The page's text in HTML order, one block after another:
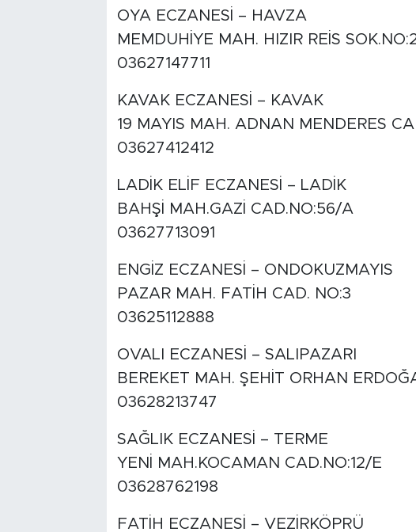
OYA ECZANESİ – HAVZA
MEMDUHİYE MAH. HIZIR REİS
03627147711
KAVAK ECZANESİ – KAVAK
19 MAYIS MAH. ADNAN MENDERES
03627412412
LADİK ELİF ECZANESİ – LADİK
BAHŞİ MAH.GAZİ CAD.NO:56/A
03627713091
ENGİZ ECZANESİ – ONDOKUZMAYIS
PAZAR MAH. FATİH CAD. NO:3
03625112888
OVALI ECZANESİ – SALIPAZARI
BEREKET MAH. ŞEHİT ORHAN
03628213747
SAĞLIK ECZANESİ – TERME
YENİ MAH.KOCAMAN CAD.NO:12/E
03628762198
FATİH ECZANESİ – VEZİRKÖPRÜ